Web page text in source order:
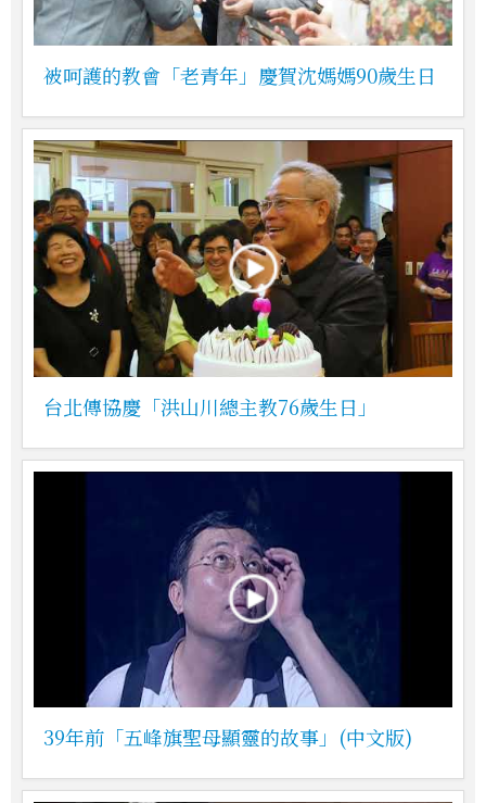
被呵護的教會「老青年」慶賀沈媽媽90歲生日
台北傳協慶「洪山川總主教76歲生日」
39年前「五峰旗聖母顯靈的故事」(中文版)